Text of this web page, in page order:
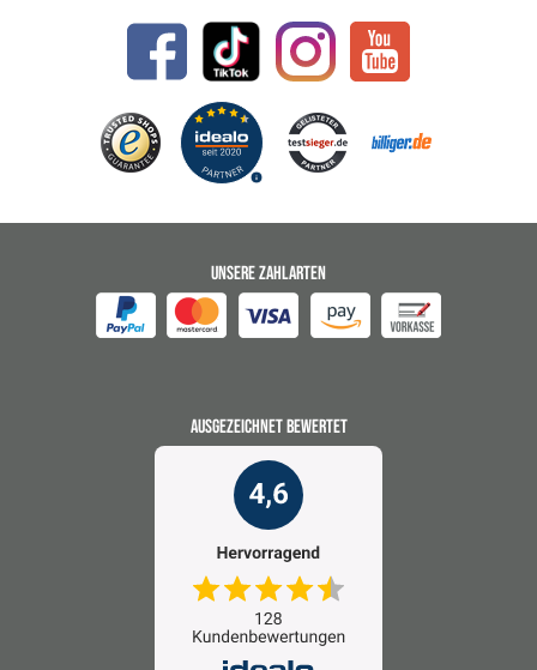
UNSERE ZAHLARTEN
AUSGEZEICHNET BEWERTET